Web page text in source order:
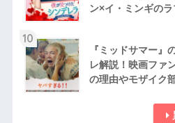
ン×イ・ミンギの
10
『ミッドサマー』
レ解説！映画ファ
の理由やモザイク